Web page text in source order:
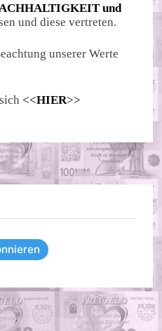
und
und diese vertreten.
unserer Werte
<<HIER>>